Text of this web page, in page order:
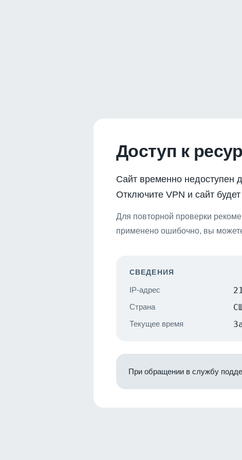
Доступ к
Сайт временно недоступен
Отключите VPN и сайт
Для повторной проверки
применено ошибочно, вы
СВЕДЕНИЯ
IP-адрес
Страна
Текущее время
При обращении в службу